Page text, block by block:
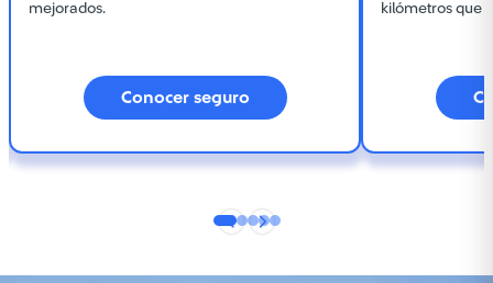
mejorados.
Conocer seguro
kilómetros que